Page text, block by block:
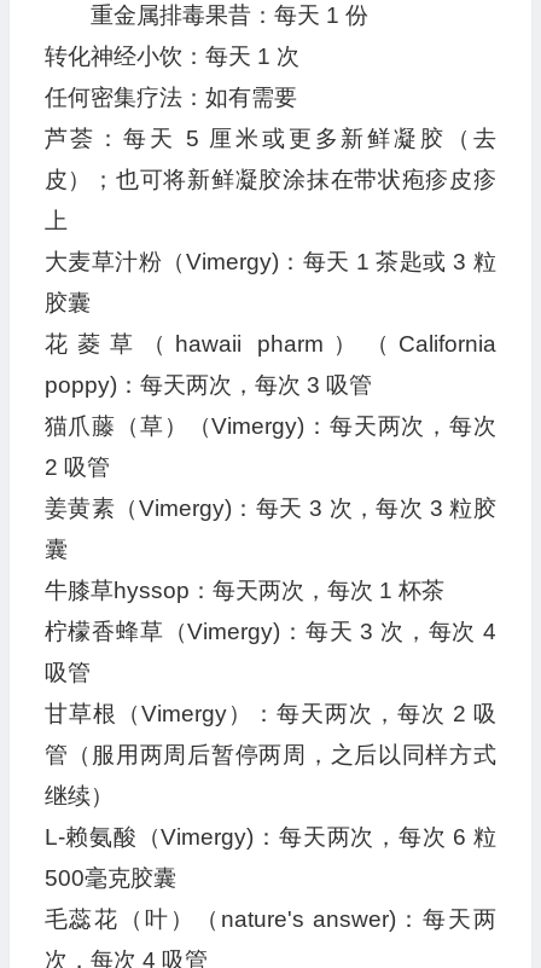
重金属排毒果昔：每天 1 份
转化神经小饮：每天 1 次
任何密集疗法：如有需要
芦荟：每天 5 厘米或更多新鲜凝胶（去
皮）；也可将新鲜凝胶涂抹在带状疱疹皮疹
上
大麦草汁粉（Vimergy)：每天 1 茶匙或 3 粒
胶囊
花菱草（hawaii pharm）（California
poppy)：每天两次，每次 3 吸管
猫爪藤（草）（Vimergy)：每天两次，每次
2 吸管
姜黄素（Vimergy)：每天 3 次，每次 3 粒胶
囊
牛膝草hyssop：每天两次，每次 1 杯茶
柠檬香蜂草（Vimergy)：每天 3 次，每次 4
吸管
甘草根（Vimergy）：每天两次，每次 2 吸
管（服用两周后暂停两周，之后以同样方式
继续）
L-赖氨酸（Vimergy)：每天两次，每次 6 粒
500毫克胶囊
毛蕊花（叶）（nature's answer)：每天两
次，每次 4 吸管